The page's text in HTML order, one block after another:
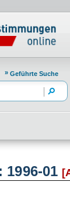
Geführte Suche
1996-01